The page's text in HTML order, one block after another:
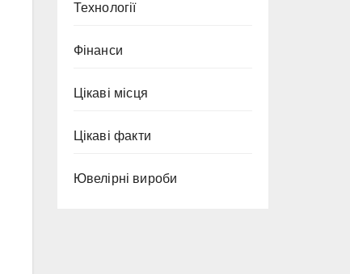
Технології
Фінанси
Цікаві місця
Цікаві факти
Ювелірні вироби